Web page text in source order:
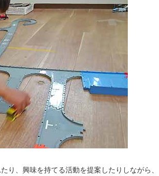
り、興味を持てる活動を提案したりしながら、